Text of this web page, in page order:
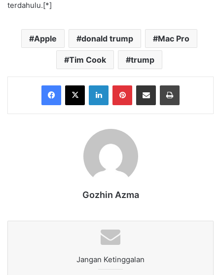
terdahulu.[*]
Apple donald trump Mac Pro
Tim Cook trump
Facebook
X LinkedInPinterestShare via Email Print
Gozhin Azma
Jangan Ketinggalan